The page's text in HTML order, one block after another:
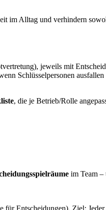
im Alltag und verhindern
jeweils mit
Schlüsselpersonen
, die je Betrieb/Rolle
im Team –
für Entscheidungen). Ziel: